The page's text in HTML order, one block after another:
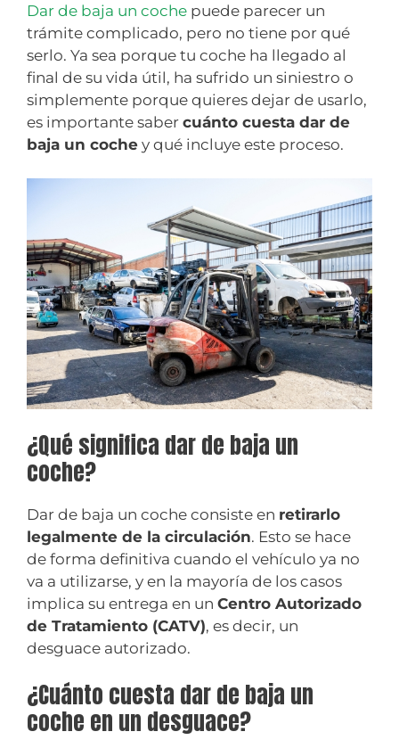
Dar de baja un coche puede parecer un
trámite complicado, pero no tiene por qué
serlo. Ya sea porque tu coche ha llegado al
final de su vida útil, ha sufrido un siniestro o
simplemente porque quieres dejar de usarlo,
es importante saber cuánto cuesta dar de
baja un coche y qué incluye este proceso.
¿Qué significa dar de baja un
coche?
Dar de baja un coche consiste en retirarlo
legalmente de la circulación. Esto se hace
de forma definitiva cuando el vehículo ya no
va a utilizarse, y en la mayoría de los casos
implica su entrega en un Centro Autorizado
de Tratamiento (CATV), es decir, un
desguace autorizado.
¿Cuánto cuesta dar de baja un
coche en un desguace?